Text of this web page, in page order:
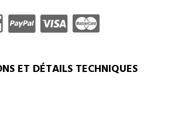
ET DÉTAILS TECHNIQUES